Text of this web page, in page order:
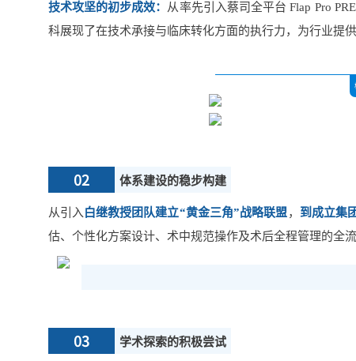
技术攻坚的初步成效： 从率先引入蔡司全平台 Flap Pro
科展现了在技术承接与临床转化方面的执行力，为行业提
02 体系建设的稳步构建
从引入白继教授团队建立“黄金三角”战略联盟， 到成立集
估、个性化方案设计、术中规范操作及术后全程管理的全
03 学术探索的积极尝试